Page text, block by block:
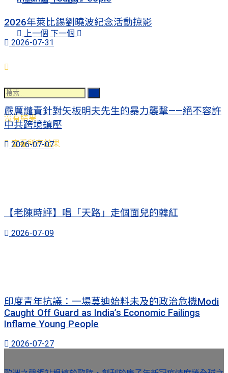
上一個 下一個
沒有結果
查看所有結果
2026年萊比錫劉曉波紀念活動掠影
2026-07-31
嚴厲譴責針對矢板明夫先生的暴力襲擊——絕不容許
中共跨境鎮壓
2026-07-07
【老陳時評】唱「天路」走個面兒的韓紅
2026-07-09
印度青年抗議：一場莫迪始料未及的政治危機Modi
Caught Off Guard as India’s Economic Failings
Inflame Young People
2026-07-27